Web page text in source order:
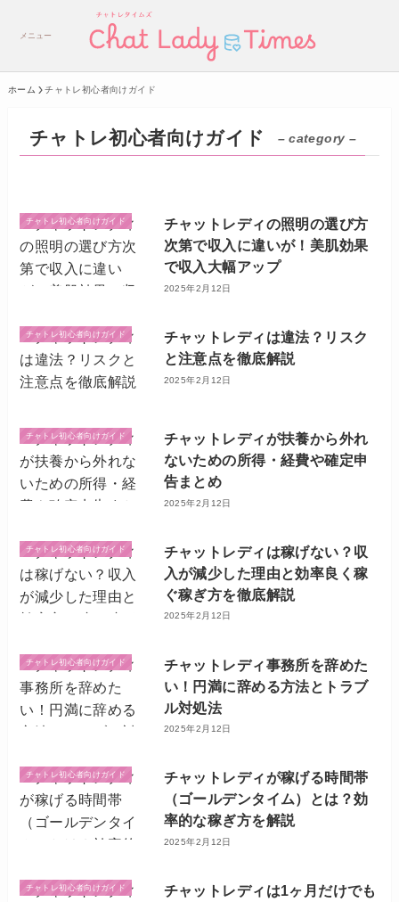
メニュー
ホーム チャトレ初心者向けガイド
チャトレ初心者向けガイド – category –
チャトレ初心者向けガイド
チャットレディの照明の選び方
次第で収入に違いが！美肌効果
で収入大幅アップ
2025年2月12日
チャトレ初心者向けガイド
チャットレディは違法？リスク
と注意点を徹底解説
2025年2月12日
チャトレ初心者向けガイド
チャットレディが扶養から外れ
ないための所得・経費や確定申
告まとめ
2025年2月12日
チャトレ初心者向けガイド
チャットレディは稼げない？収
入が減少した理由と効率良く稼
ぐ稼ぎ方を徹底解説
2025年2月12日
チャトレ初心者向けガイド
チャットレディ事務所を辞めた
い！円満に辞める方法とトラブ
ル対処法
2025年2月12日
チャトレ初心者向けガイド
チャットレディが稼げる時間帯
（ゴールデンタイム）とは？効
率的な稼ぎ方を解説
2025年2月12日
チャトレ初心者向けガイド
チャットレディは1ヶ月だけでも